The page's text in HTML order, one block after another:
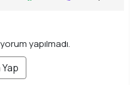
yapılmadı.